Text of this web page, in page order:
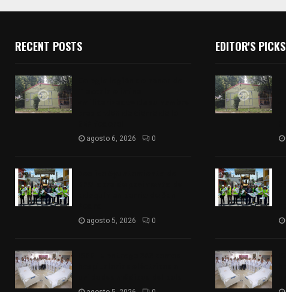
RECENT POSTS
agosto 6, 2026 0
agosto 5, 2026 0
EDITOR'S PICKS